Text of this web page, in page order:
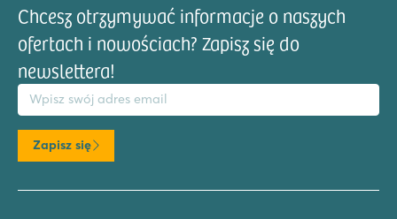
Chcesz otrzymywać informacje o naszych
ofertach i nowościach? Zapisz się do
newslettera!
email
Zapisz się